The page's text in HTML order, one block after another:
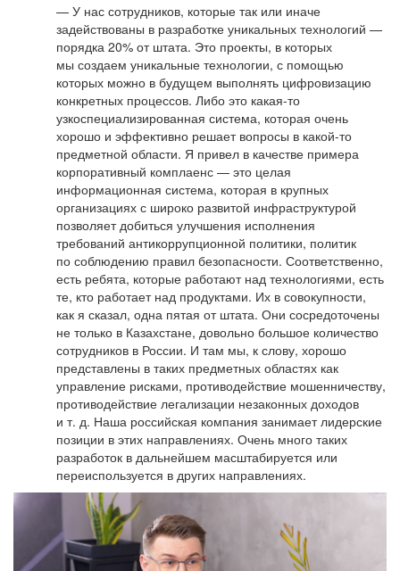
— У нас сотрудников, которые так или иначе
задействованы в разработке уникальных технологий —
порядка 20% от штата. Это проекты, в которых
мы создаем уникальные технологии, с помощью
которых можно в будущем выполнять цифровизацию
конкретных процессов. Либо это какая-то
узкоспециализированная система, которая очень
хорошо и эффективно решает вопросы в какой-то
предметной области. Я привел в качестве примера
корпоративный комплаенс — это целая
информационная система, которая в крупных
организациях с широко развитой инфраструктурой
позволяет добиться улучшения исполнения
требований антикоррупционной политики, политик
по соблюдению правил безопасности. Соответственно,
есть ребята, которые работают над технологиями, есть
те, кто работает над продуктами. Их в совокупности,
как я сказал, одна пятая от штата. Они сосредоточены
не только в Казахстане, довольно большое количество
сотрудников в России. И там мы, к слову, хорошо
представлены в таких предметных областях как
управление рисками, противодействие мошенничеству,
противодействие легализации незаконных доходов
и т. д. Наша российская компания занимает лидерские
позиции в этих направлениях. Очень много таких
разработок в дальнейшем масштабируется или
переиспользуется в других направлениях.